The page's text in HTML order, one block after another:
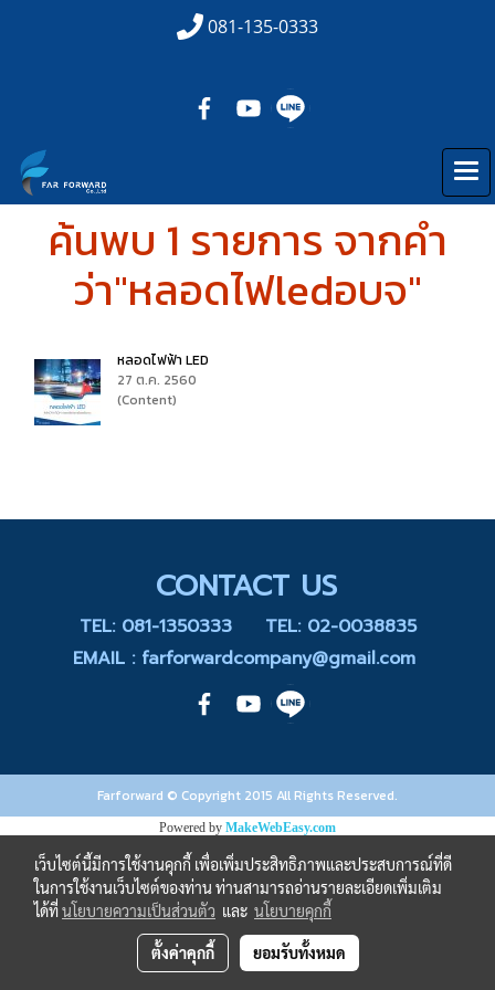
081-135-0333
ค้นพบ 1 รายการ จากคำ
ว่า"หลอดไฟledอบจ"
หลอดไฟฟ้า LED
27 ต.ค. 2560
(Content)
CONTACT US
TEL: 081-1350333
TEL: 02-0038835
EMAIL : farforwardcompany@gmail.com
Farforward © Copyright 2015 All Rights Reserved.
Powered by MakeWebEasy.com
เว็บไซต์นี้มีการใช้งานคุกกี้ เพื่อเพิ่มประสิทธิภาพและประสบการณ์ที่ดี
ในการใช้งานเว็บไซต์ของท่าน ท่านสามารถอ่านรายละเอียดเพิ่มเติม
ได้ที่นโยบายความเป็นส่วนตัว และ นโยบายคุกกี้
ตั้งค่าคุกกี้ ยอมรับทั้งหมด